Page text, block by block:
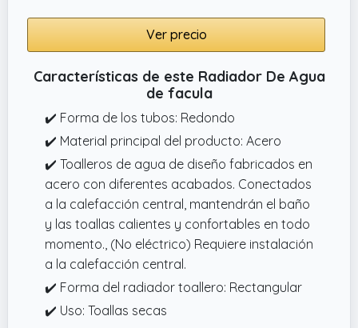
Ver precio
Características de este Radiador De Agua
de facula
✔️ Forma de los tubos: Redondo
✔️ Material principal del producto: Acero
✔️ Toalleros de agua de diseño fabricados en
acero con diferentes acabados. Conectados
a la calefacción central, mantendrán el baño
y las toallas calientes y confortables en todo
momento., (No eléctrico) Requiere instalación
a la calefacción central.
✔️ Forma del radiador toallero: Rectangular
✔️ Uso: Toallas secas